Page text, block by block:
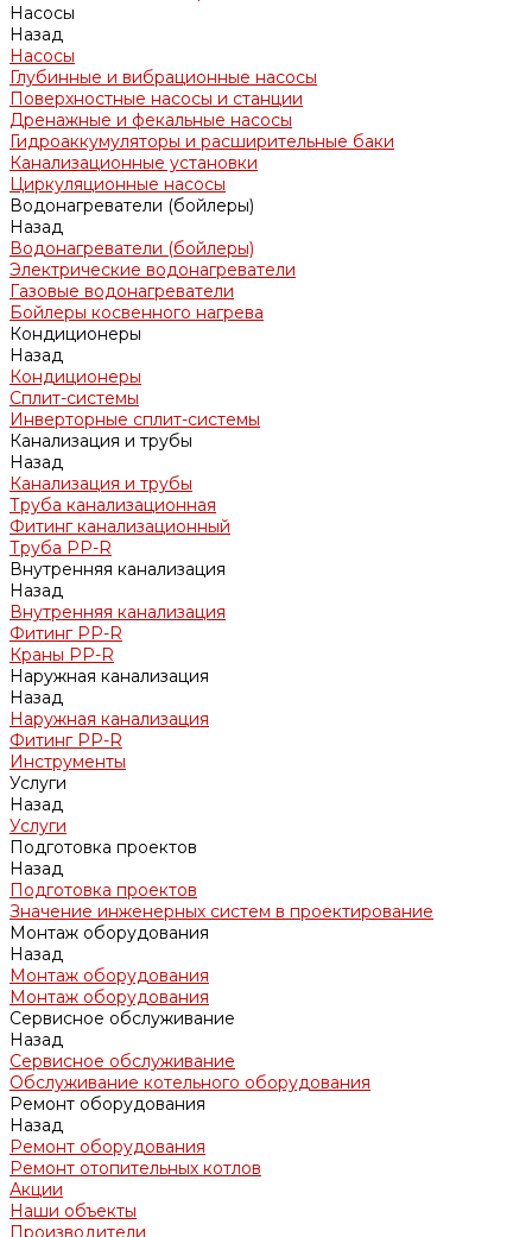
Насосы
Назад
Насосы
Глубинные и вибрационные насосы
Поверхностные насосы и станции
Дренажные и фекальные насосы
Гидроаккумуляторы и расширительные баки
Канализационные установки
Циркуляционные насосы
Водонагреватели (бойлеры)
Назад
Водонагреватели (бойлеры)
Электрические водонагреватели
Газовые водонагреватели
Бойлеры косвенного нагрева
Кондиционеры
Назад
Кондиционеры
Сплит-системы
Инверторные сплит-системы
Канализация и трубы
Назад
Канализация и трубы
Труба канализационная
Фитинг канализационный
Труба PP-R
Внутренняя канализация
Назад
Внутренняя канализация
Фитинг PP-R
Краны PP-R
Наружная канализация
Назад
Наружная канализация
Фитинг PP-R
Инструменты
Услуги
Назад
Услуги
Подготовка проектов
Назад
Подготовка проектов
Значение инженерных систем в проектирование
Монтаж оборудования
Назад
Монтаж оборудования
Монтаж оборудования
Сервисное обслуживание
Назад
Сервисное обслуживание
Обслуживание котельного оборудования
Ремонт оборудования
Назад
Ремонт оборудования
Ремонт отопительных котлов
Акции
Наши объекты
Производители